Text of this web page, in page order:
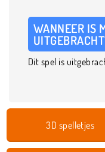
WANNEER IS
Dit spel is
3D spelletjes